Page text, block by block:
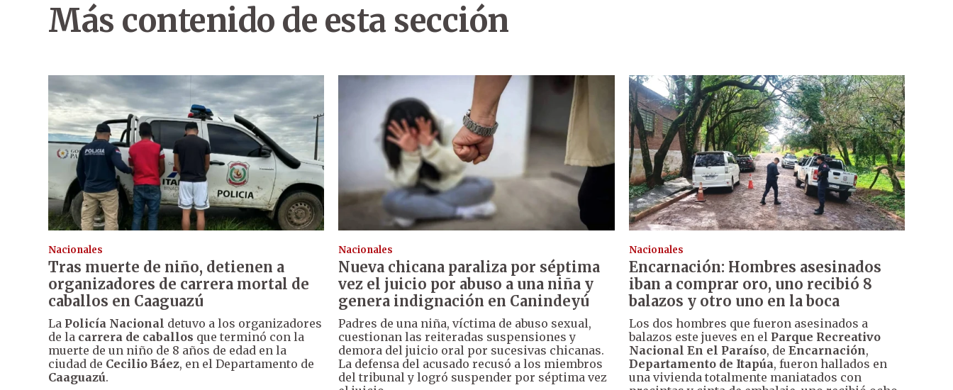
Más contenido de esta sección
Nacionales
Tras muerte de niño, detienen a
organizadores de carrera mortal de
caballos en Caaguazú
La Policía Nacional detuvo a los organizadores
de la carrera de caballos que terminó con la
muerte de un niño de 8 años de edad en la
ciudad de Cecilio Báez, en el Departamento de
Caaguazú.
Nacionales
Nueva chicana paraliza por séptima
vez el juicio por abuso a una niña y
genera indignación en Canindeyú
Padres de una niña, víctima de abuso sexual,
cuestionan las reiteradas suspensiones y
demora del juicio oral por sucesivas chicanas.
La defensa del acusado recusó a los miembros
del tribunal y logró suspender por séptima vez
Nacionales
Encarnación: Hombres asesinados
iban a comprar oro, uno recibió 8
balazos y otro uno en la boca
Los dos hombres que fueron asesinados a
balazos este jueves en el Parque Recreativo
Nacional En el Paraíso, de Encarnación,
Departamento de Itapúa, fueron hallados en
una vivienda totalmente maniatados con